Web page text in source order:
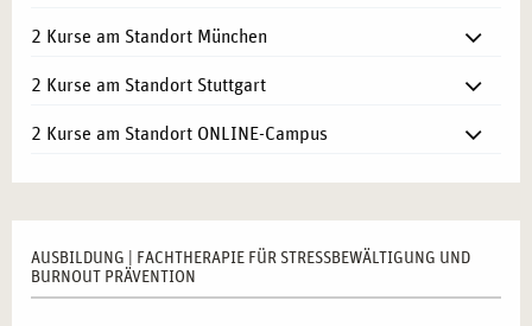
2 Kurse am Standort München
2 Kurse am Standort Stuttgart
2 Kurse am Standort ONLINE-Campus
AUSBILDUNG | FACHTHERAPIE FÜR STRESSBEWÄLTIGUNG UND
BURNOUT PRÄVENTION